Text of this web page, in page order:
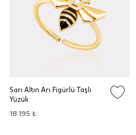
Sarı Altın Arı Figürlü Taşlı
Yüzük
18.195 ₺